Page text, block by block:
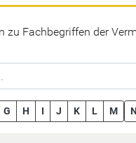
zu Fachbegriffen der
G H I J K L M N